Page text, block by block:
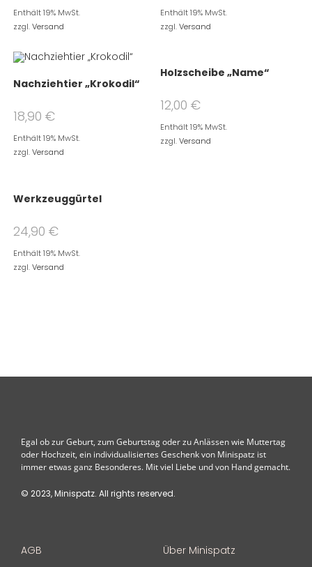
Enthält 19% MwSt.
zzgl.Versand
Enthält 19% MwSt.
zzgl.Versand
Nachziehtier „Krokodil“
18,90 €
Enthält 19% MwSt.
zzgl.Versand
Holzscheibe „Name“
12,00€
Enthält 19% MwSt.
zzgl.Versand
Werkzeuggürtel
24,90 €
Enthält 19% MwSt.
zzgl.Versand
Egal ob zur Geburt, zum Geburtstag oder zu Anlässen wie Muttertag
oder Hochzeit, ein individualisiertes Geschenk von Minispatz ist
immer etwas ganz Besonderes. Mit viel Liebe und von Hand gemacht.
© 2023, Minispatz. All rights reserved.
AGB Über Minispatz